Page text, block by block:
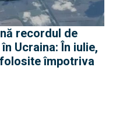
recordul de
Ucraina: În iulie,
împotriva